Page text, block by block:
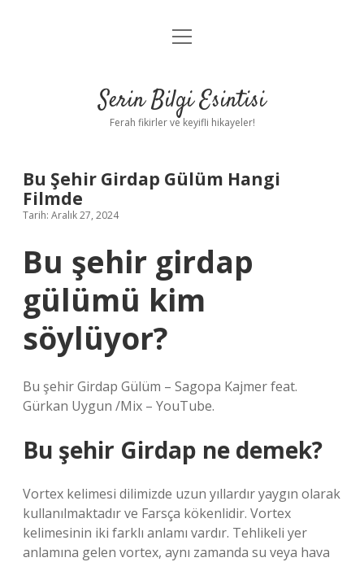
Anasayfa
Yasal Uyarı
menüyü
Serin Bilgi Esintisi
Ferah fikirler ve keyifli hikayeler!
Bu Şehir Girdap Gülüm Hangi
Filmde
Tarih: Aralık 27, 2024
Bu şehir girdap
gülümü kim
söylüyor?
Bu şehir Girdap Gülüm – Sagopa Kajmer feat.
Gürkan Uygun /Mix – YouTube.
Bu şehir Girdap ne demek?
Vortex kelimesi dilimizde uzun yıllardır yaygın olarak
kullanılmaktadır ve Farsça kökenlidir. Vortex
kelimesinin iki farklı anlamı vardır. Tehlikeli yer
anlamına gelen vortex, aynı zamanda su veya hava